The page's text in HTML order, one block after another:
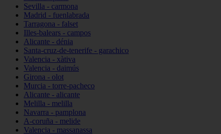
Sevilla - carmona
Madrid - fuenlabrada
Tarragona - falset
Illes-balears - campos
Alicante - dénia
Santa-cruz-de-tenerife - garachico
Valencia - xàtiva
Valencia - daimús
Girona - olot
Murcia - torre-pacheco
Alicante - alicante
Melilla - melilla
Navarra - pamplona
A-coruña - melide
Valencia - massanassa